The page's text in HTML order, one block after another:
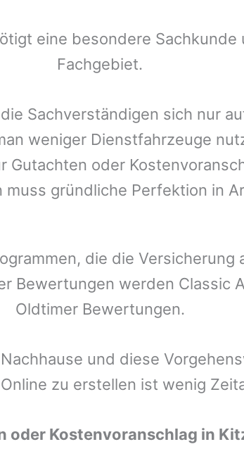
eine besondere
Fachgebiet.
Sachverständigen sich nur
weniger Dienstfahrzeuge
oder
muss gründliche Perfektion in
die die
Bewertungen werden
Oldtimer Bewertungen.
und diese
zu erstellen ist wenig
oder Kostenvoranschlag in